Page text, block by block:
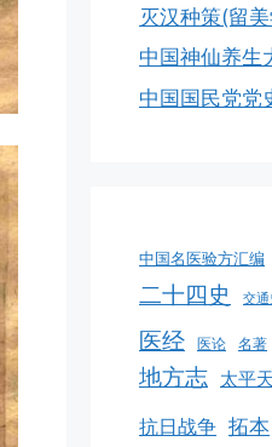
灭汉种策(留
中国神仙养生
中国国民党党
中国名医验方汇编
二十四史 交通
医经 医论 名著
地方志 太平
抗日战争 拓本